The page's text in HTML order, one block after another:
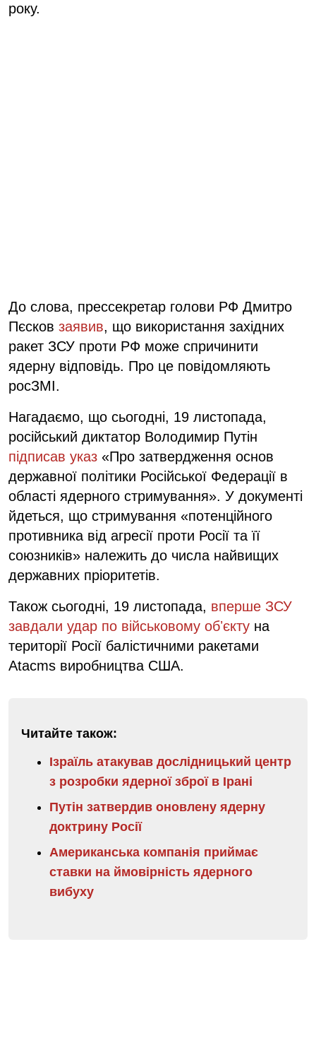
року.
До слова, прессекретар голови РФ Дмитро
Пєсков заявив, що використання західних
ракет ЗСУ проти РФ може спричинити
ядерну відповідь. Про це повідомляють
росЗМІ.
Нагадаємо, що сьогодні, 19 листопада,
російський диктатор Володимир Путін
підписав указ «Про затвердження основ
державної політики Російської Федерації в
області ядерного стримування». У документі
йдеться, що стримування «потенційного
противника від агресії проти Росії та її
союзників» належить до числа найвищих
державних пріоритетів.
Також сьогодні, 19 листопада, вперше ЗСУ
завдали удар по військовому обʼєкту на
території Росії балістичними ракетами
Atacms виробництва США.
Читайте також:
Ізраїль атакував дослідницький центр
з розробки ядерної зброї в Ірані
Путін затвердив оновлену ядерну
доктрину Росії
Американська компанія приймає
ставки на ймовірність ядерного
вибуху